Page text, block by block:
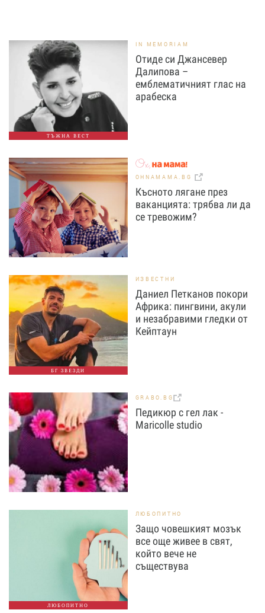
ТЪЖНА ВЕСТ
IN MEMORIAM
Отиде си Джансевер
Далипова –
емблематичният глас на
арабеска
OHNAMAMA.BG
Късното лягане през
ваканцията: трябва ли да
се тревожим?
БГ ЗВЕЗДИ
ИЗВЕСТНИ
Даниел Петканов покори
Африка: пингвини, акули
и незабравими гледки от
Кейптаун
GRABO.BG
Педикюр с гел лак -
Maricolle studio
ЛЮБОПИТНО
ЛЮБОПИТНО
Защо човешкият мозък
все още живее в свят,
който вече не
съществува